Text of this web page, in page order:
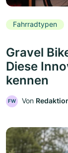
Fahrradtypen
Gravel
Diese
kennen
FW Von